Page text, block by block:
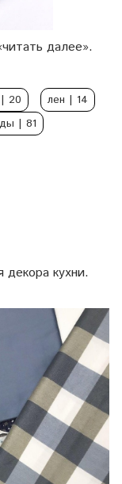
далее».
| 20 лен | 14
| 81
декора кухни.